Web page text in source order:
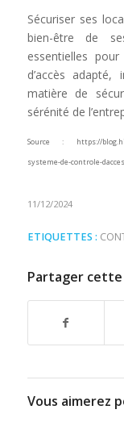
Sécuriser ses
bien-être de
essentielles
d’accès
matière de
sérénité de
Source : https://
systeme-de-controle-dacces
11/12/2024
ETIQUETTES :
Partager
Vous aimerez